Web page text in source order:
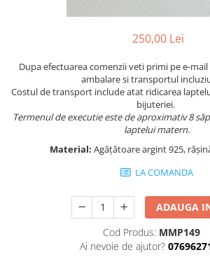
250,00 Lei
Dupa efectuarea comenzii veti primi pe e-
ambalare si transportul
Costul de transport include atat ridicarea
bijuteriei.
Termenul de executie este de aproximativ 8
laptelui matern.
Material: Agățătoare argint 925,
LA COMANDA
ADAUGA
Cod Produs: MMP149
Ai nevoie de ajutor?